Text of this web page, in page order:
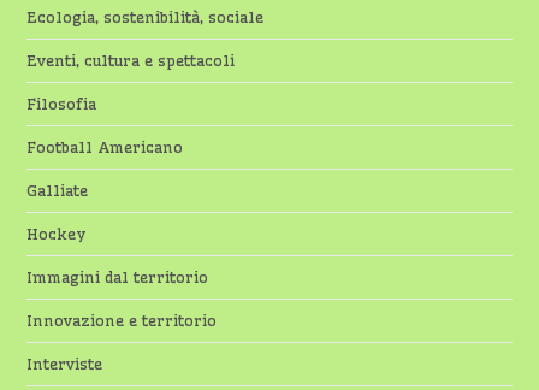
Ecologia, sostenibilità, sociale
Eventi, cultura e spettacoli
Filosofia
Football Americano
Galliate
Hockey
Immagini dal territorio
Innovazione e territorio
Interviste